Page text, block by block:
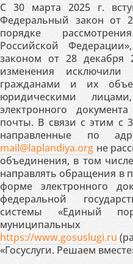
С 30 марта 2025 г.
Федеральный закон
порядке
Российской
законом от 28
изменения исключили
гражданами и их
юридическими
электронного
почты. В связи с этим с
направленные по
mail@laplandiya.org не
объединения, в том
направлять обращения в
форме электронного
федеральной
системы «Единый
муниципальных
https://www.gosuslugi.ru
«Госуслуги. Решаем